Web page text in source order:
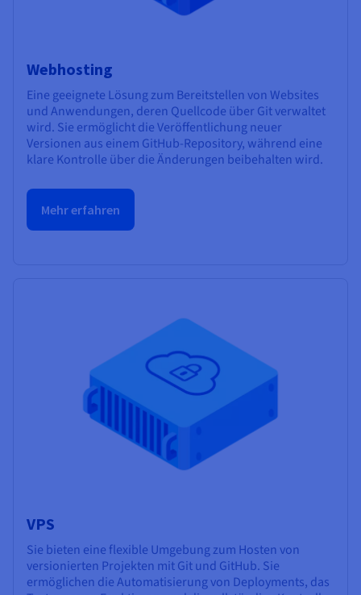
Webhosting
Eine geeignete Lösung zum Bereitstellen von Websites
und Anwendungen, deren Quellcode über Git verwaltet
wird. Sie ermöglicht die Veröffentlichung neuer
Versionen aus einem GitHub-Repository, während eine
klare Kontrolle über die Änderungen beibehalten wird.
Mehr erfahren
VPS
Sie bieten eine flexible Umgebung zum Hosten von
versionierten Projekten mit Git und GitHub. Sie
ermöglichen die Automatisierung von Deployments, das